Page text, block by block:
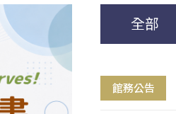
全部
館務公告